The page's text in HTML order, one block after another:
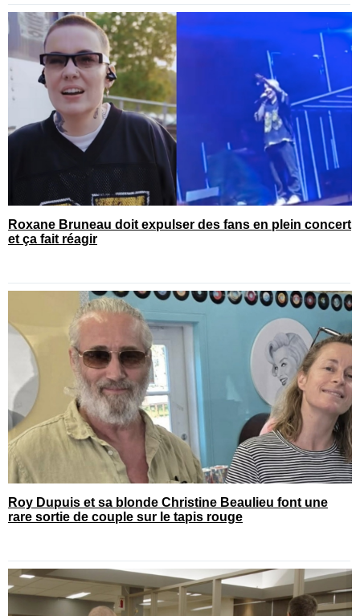
Roxane Bruneau doit expulser des fans en plein concert
et ça fait réagir
Roy Dupuis et sa blonde Christine Beaulieu font une
rare sortie de couple sur le tapis rouge